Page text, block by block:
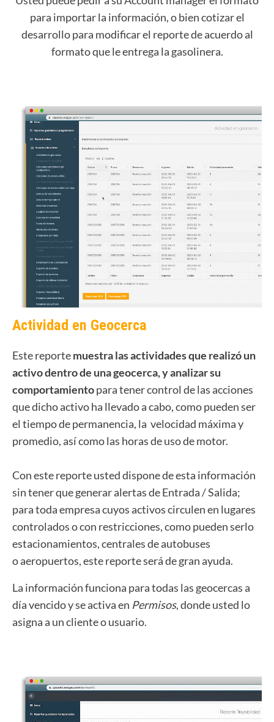
para importar la información, o bien cotizar el
desarrollo para modificar el reporte de acuerdo al
formato que le entrega la gasolinera.
Actividad en Geocerca
Este reportemuestra las actividades que realizó un
activo dentro de una geocerca, y analizar su
comportamientopara tener control de las acciones
que dicho activo ha llevado a cabo, como pueden ser
el tiempo de permanencia, la velocidad máxima y
promedio, así como las horas de uso de motor.
Con este reporte usted dispone de esta información
sin tener que generar alertas de Entrada / Salida;
para toda empresa cuyos activos circulen en lugares
controlados o con restricciones, como pueden serlo
estacionamientos, centrales de autobuses
o aeropuertos, este reporte será de gran ayuda.
La información funciona para todas las geocercas a
día vencido y se activa en Permisos, donde usted lo
asigna a un cliente o usuario.